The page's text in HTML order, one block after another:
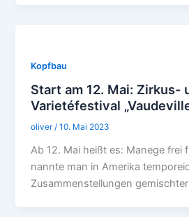
Kopfbau
Start am 12. Mai: Zirkus-
Varietéfestival
oliver/10. Mai 2023
Ab 12. Mai heißt es: Manege frei
nannte man in Amerika
Zusammenstellungen